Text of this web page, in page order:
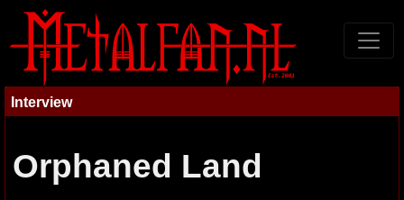
Interview
Orphaned Land